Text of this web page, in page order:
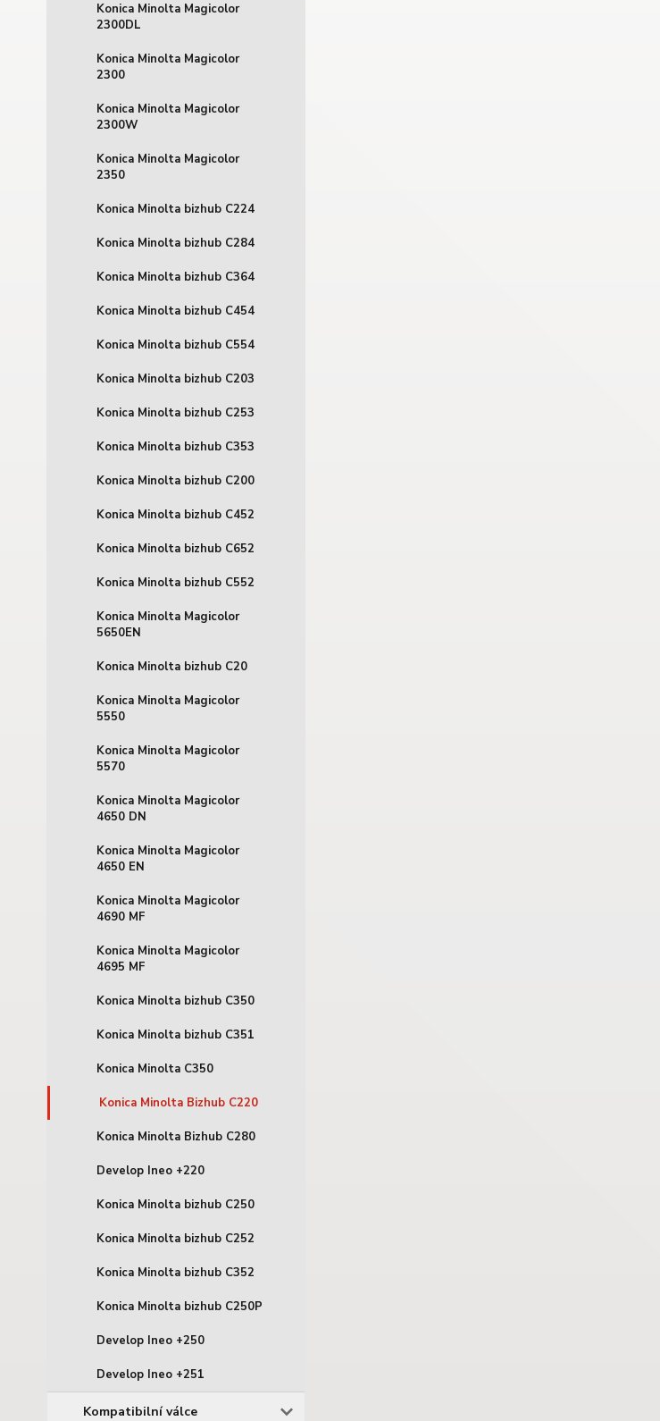
Konica Minolta Magicolor
2300DL
Konica Minolta Magicolor
2300
Konica Minolta Magicolor
2300W
Konica Minolta Magicolor
2350
Konica Minolta bizhub C224
Konica Minolta bizhub C284
Konica Minolta bizhub C364
Konica Minolta bizhub C454
Konica Minolta bizhub C554
Konica Minolta bizhub C203
Konica Minolta bizhub C253
Konica Minolta bizhub C353
Konica Minolta bizhub C200
Konica Minolta bizhub C452
Konica Minolta bizhub C652
Konica Minolta bizhub C552
Konica Minolta Magicolor
5650EN
Konica Minolta bizhub C20
Konica Minolta Magicolor
5550
Konica Minolta Magicolor
5570
Konica Minolta Magicolor
4650 DN
Konica Minolta Magicolor
4650 EN
Konica Minolta Magicolor
4690 MF
Konica Minolta Magicolor
4695 MF
Konica Minolta bizhub C350
Konica Minolta bizhub C351
Konica Minolta C350
Konica Minolta Bizhub C220
Konica Minolta Bizhub C280
Develop Ineo +220
Konica Minolta bizhub C250
Konica Minolta bizhub C252
Konica Minolta bizhub C352
Konica Minolta bizhub C250P
Develop Ineo +250
Develop Ineo +251
Kompatibilní válce